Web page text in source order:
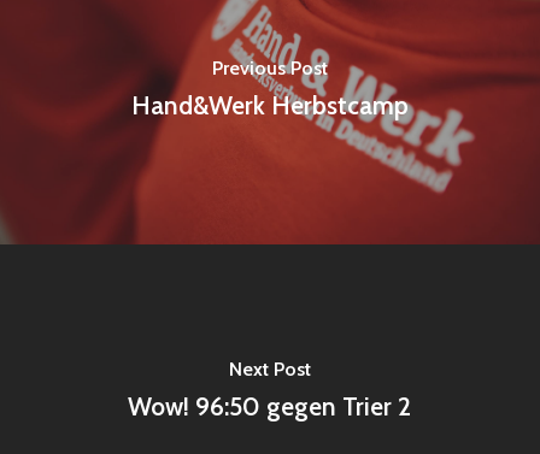
Previous Post
Hand&Werk Herbstcamp
Next Post
Wow! 96:50 gegen Trier 2